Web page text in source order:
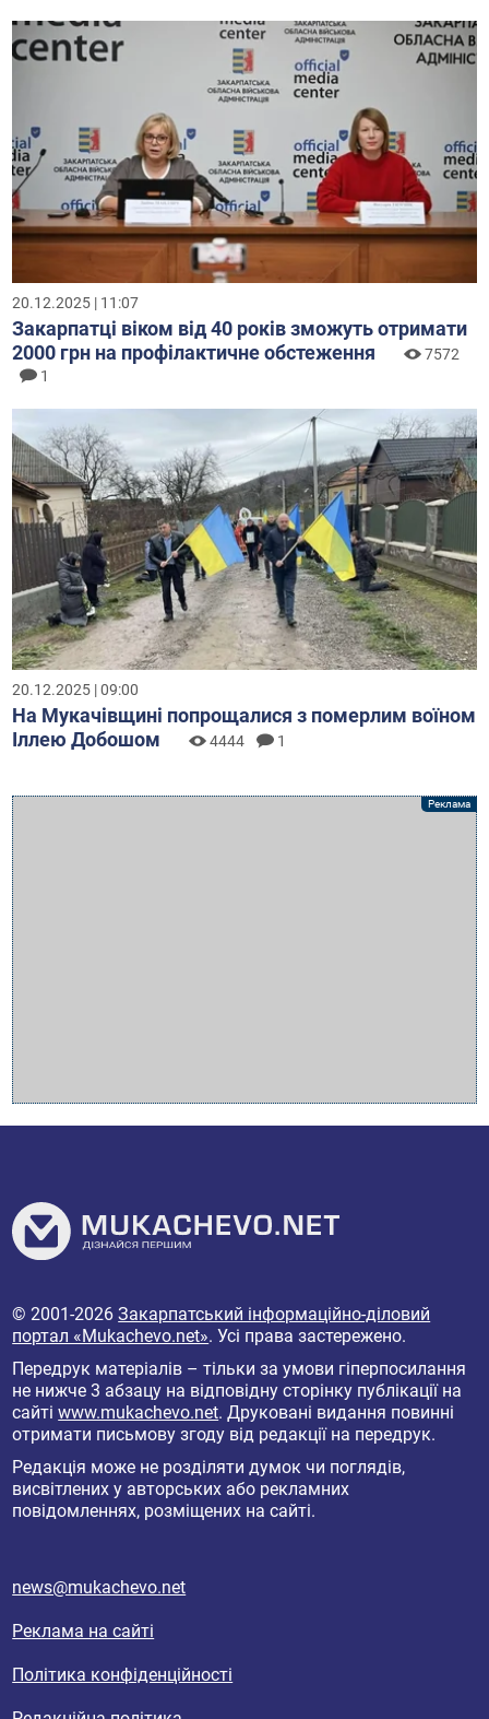
20.12.2025 | 11:07
Закарпатці віком від 40 років зможуть отримати
2000 грн на профілактичне обстеження
7572
1
20.12.2025 | 09:00
На Мукачівщині попрощалися з померлим воїном
Іллею Добошом
4444 1
© 2001-2026Закарпатський інформаційно-діловий
портал «Mukachevo.net». Усі права застережено.
Передрук матеріалів – тільки за умови гіперпосилання
не нижче 3 абзацу на відповідну сторінку публікації на
сайтіwww.mukachevo.net. Друковані видання повинні
отримати письмову згоду від редакції на передрук.
Редакція може не розділяти думок чи поглядів,
висвітлених у авторських або рекламних
повідомленнях, розміщених на сайті.
news@mukachevo.net
Реклама на сайті
Політика конфіденційності